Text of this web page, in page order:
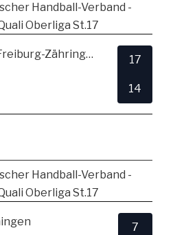
Handball-Verband -
Oberliga St.17
TSV Alemannia Freiburg-Zähringen
17
14
Handball-Verband -
Oberliga St.17
7